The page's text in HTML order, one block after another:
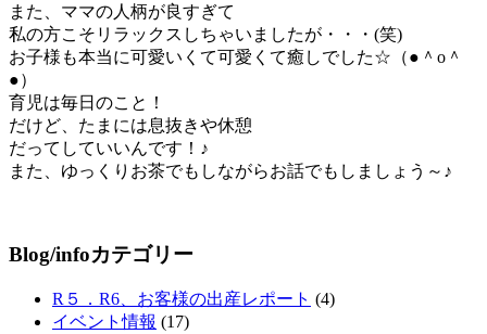
また、ママの人柄が良すぎて
私の方こそリラックスしちゃいましたが・・・(笑)
お子様も本当に可愛いくて可愛くて癒しでした☆（●＾o＾
●）
育児は毎日のこと！
だけど、たまには息抜きや休憩
だってしていいんです！♪
また、ゆっくりお茶でもしながらお話でもしましょう～♪
Blog/infoカテゴリー
R５．R6、お客様の出産レポート (4)
イベント情報 (17)